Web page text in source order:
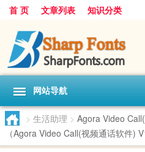
首 页 文章列表 知识分类
网站导航
> 生活助理 > Agora Video
（Agora Video Call(视频通话软件)